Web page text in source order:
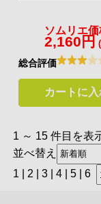
ソムリエ価
2,160円
総合評価
カートに
1 ～ 15 件目を表
並べ替え
1 | 2 3| 4| 5| 6